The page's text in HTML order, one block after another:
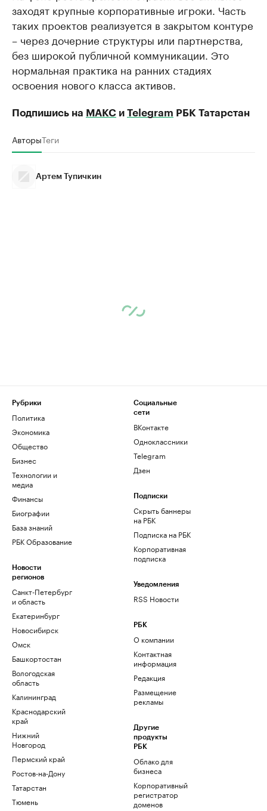
заходят крупные корпоративные игроки. Часть
таких проектов реализуется в закрытом контуре
– через дочерние структуры или партнерства,
без широкой публичной коммуникации. Это
нормальная практика на ранних стадиях
освоения нового класса активов.
Подпишись на МАКС и Telegram РБК Татарстан
АвторыТеги
Артем Тупичкин
Рубрики
Политика
Экономика
Общество
Бизнес
Технологии и
медиа
Финансы
Биографии
База знаний
РБК Образование
Новости
регионов
Санкт-Петербург
и область
Екатеринбург
Новосибирск
Омск
Башкортостан
Вологодская
область
Калининград
Краснодарский
край
Нижний
Новгород
Пермский край
Ростов-на-Дону
Татарстан
Тюмень
Социальные
сети
ВКонтакте
Одноклассники
Telegram
Дзен
Подписки
Скрыть баннеры
на РБК
Подписка на РБК
Корпоративная
подписка
Уведомления
RSS Новости
РБК
О компании
Контактная
информация
Редакция
Размещение
рекламы
Другие
продукты
РБК
Облако для
бизнеса
Корпоративный
регистратор
доменов